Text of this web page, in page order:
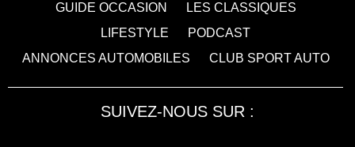
GUIDE OCCASION
LES CLASSIQUES
LIFESTYLE
PODCAST
ANNONCES AUTOMOBILES
CLUB SPORT AUTO
SUIVEZ-NOUS SUR :